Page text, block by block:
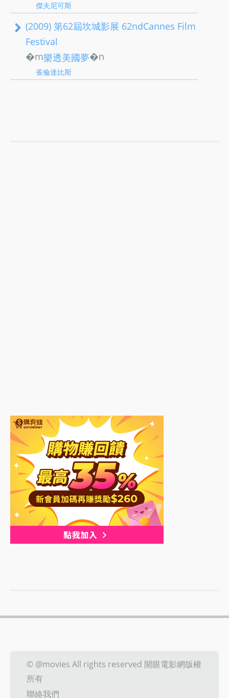
傑夫尼可斯
(2009) 第62屆坎城影展 62ndCannes Film
Festival
�m樂透美國夢�n
雀倫達比斯
© @movies All rights reserved 開眼電影網版權
所有
聯絡我們